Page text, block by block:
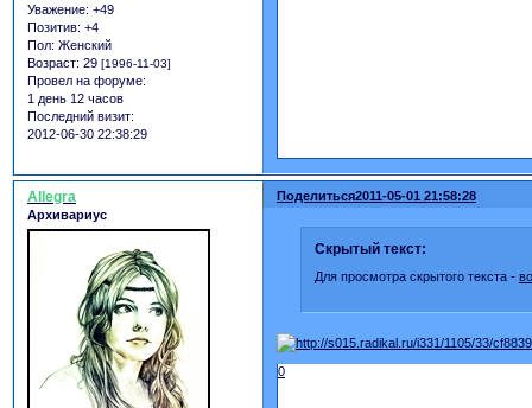
Уважение: +49
Позитив: +4
Пол: Женский
Возраст: 29 [1996-11-03]
Провел на форуме:
1 день 12 часов
Последний визит:
2012-06-30 22:38:29
Поделиться2011-05-01 21:58:28
Allegra
Архивариус
Скрытый текст:
Для просмотра скрытого текста -
0